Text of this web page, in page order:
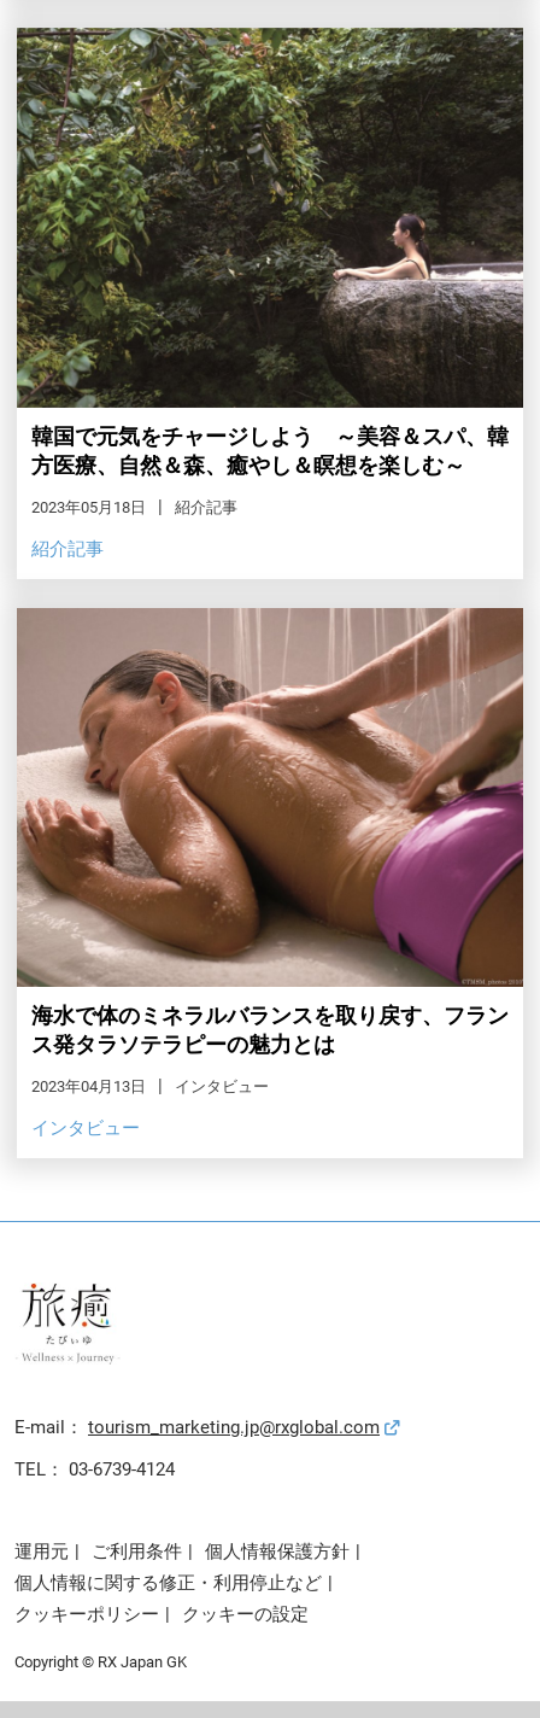
韓国で元気をチャージしよう ～美容＆スパ、韓
方医療、自然＆森、癒やし＆瞑想を楽しむ～
2023年05月18日 紹介記事
紹介記事
海水で体のミネラルバランスを取り戻す、フラン
ス発タラソテラピーの魅力とは
2023年04月13日 インタビュー
インタビュー
E-mail： tourism_marketing.jp@rxglobal.com
TEL： 03-6739-4124
運用元 ご利用条件
個人情報保護方針
個人情報に関する修正・利用停止など
クッキーポリシー
クッキーの設定
Copyright © RX Japan GK